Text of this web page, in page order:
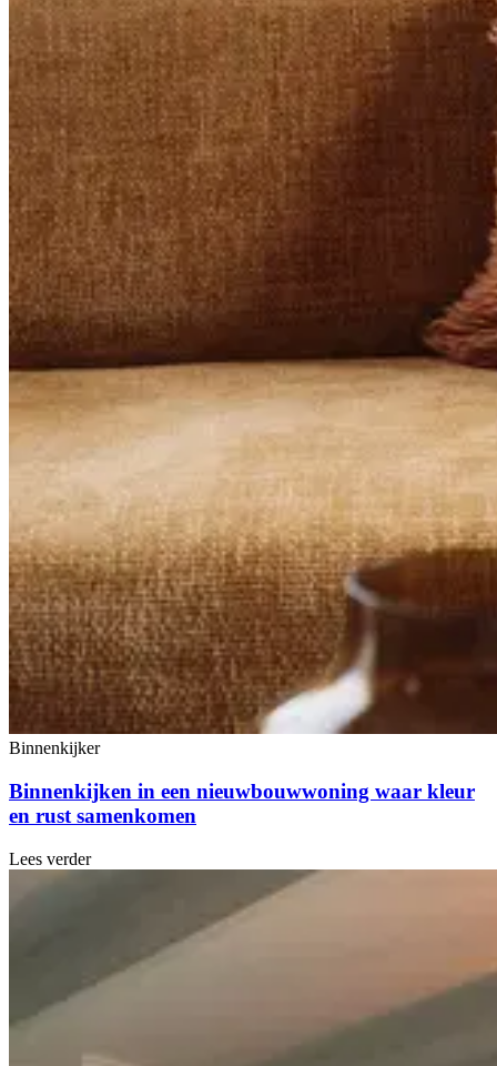
Binnenkijker
Binnenkijken in een nieuwbouwwoning waar kleur
en rust samenkomen
Lees verder